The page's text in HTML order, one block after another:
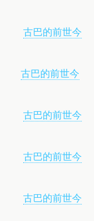
古巴的前世今
古巴的前世今
古巴的前世今
古巴的前世今
古巴的前世今